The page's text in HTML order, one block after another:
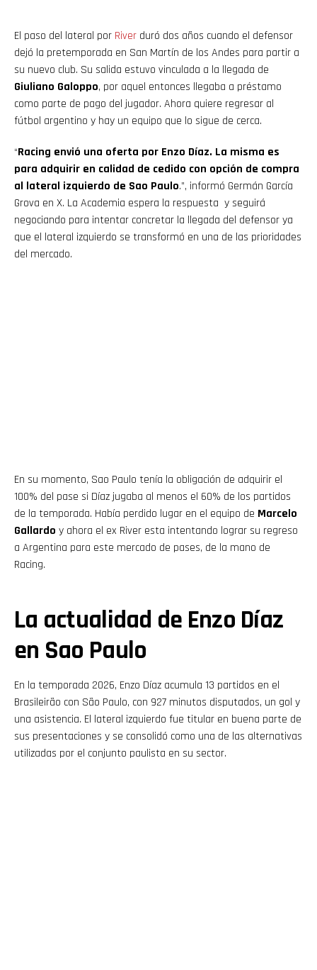
El paso del lateral por River duró dos años cuando el defensor
dejó la pretemporada en San Martín de los Andes para partir a
su nuevo club. Su salida estuvo vinculada a la llegada de
Giuliano Galoppo, por aquel entonces llegaba a préstamo
como parte de pago del jugador. Ahora quiere regresar al
fútbol argentino y hay un equipo que lo sigue de cerca.
“Racing envió una oferta por Enzo Díaz. La misma es
para adquirir en calidad de cedido con opción de compra
al lateral izquierdo de Sao Paulo.”, informó Germán García
Grova en X. La Academia espera la respuesta y seguirá
negociando para intentar concretar la llegada del defensor ya
que el lateral izquierdo se transformó en una de las prioridades
del mercado.
En su momento, Sao Paulo tenía la obligación de adquirir el
100% del pase si Díaz jugaba al menos el 60% de los partidos
de la temporada. Había perdido lugar en el equipo de Marcelo
Gallardo y ahora el ex River esta intentando lograr su regreso
a Argentina para este mercado de pases, de la mano de
Racing.
La actualidad de Enzo Díaz
en Sao Paulo
En la temporada 2026, Enzo Díaz acumula 13 partidos en el
Brasileirão con São Paulo, con 927 minutos disputados, un gol y
una asistencia. El lateral izquierdo fue titular en buena parte de
sus presentaciones y se consolidó como una de las alternativas
utilizadas por el conjunto paulista en su sector.